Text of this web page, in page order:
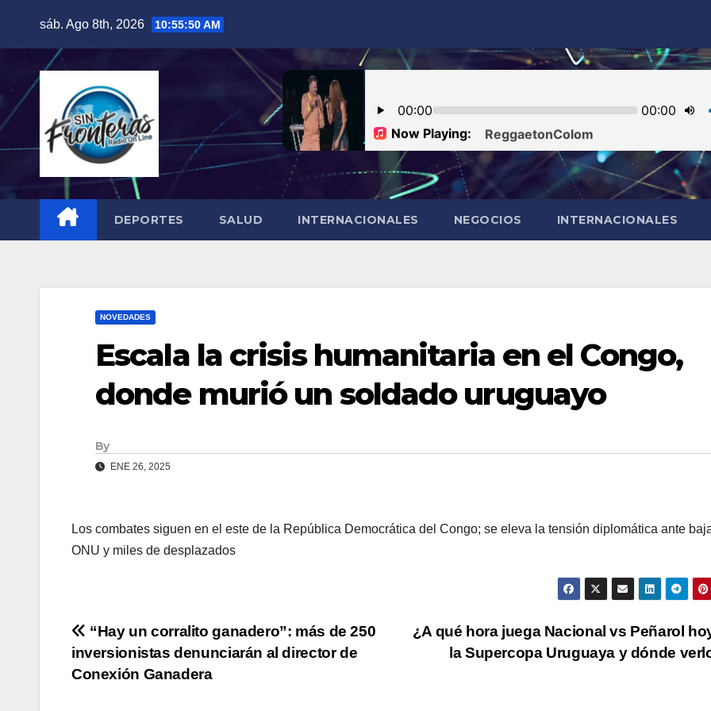
sáb. Ago 8th, 2026 10:55:51 AM
DEPORTES SALUD INTERNACIONALES NEGOCIOS INTERNACIONALES
NOVEDADES
Escala la crisis humanitaria en el Congo,
donde murió un soldado uruguayo
By
ENE 26, 2025
Los combates siguen en el este de la República Democrática del Congo; se eleva la tensión diplomática ante
ONU y miles de desplazados
Navegación
de
¿A qué hora juega Nacional vs Peñarol
la Supercopa Uruguaya y dónde
“Hay un corralito ganadero”: más de 250
inversionistas denunciarán al director de
Conexión Ganadera